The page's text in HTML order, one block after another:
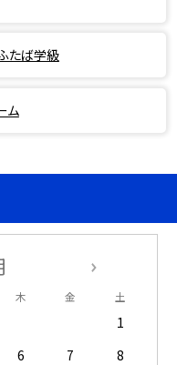
たば学級
ム
木 金 土
1
6 7
8